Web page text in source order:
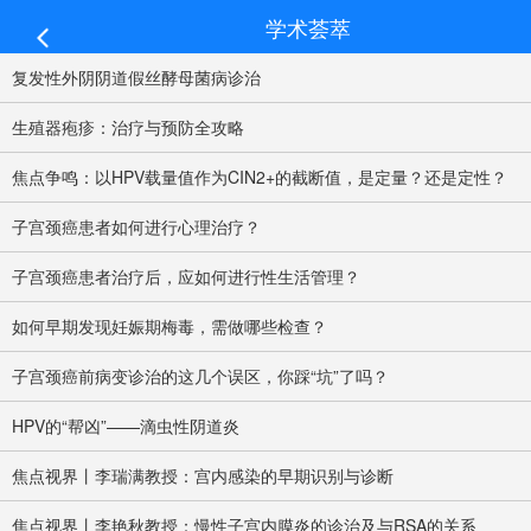
学术荟萃
复发性外阴阴道假丝酵母菌病诊治
生殖器疱疹：治疗与预防全攻略
焦点争鸣：以HPV载量值作为CIN2+的截断值，是定量？还是定性？
子宫颈癌患者如何进行心理治疗？
子宫颈癌患者治疗后，应如何进行性生活管理？
如何早期发现妊娠期梅毒，需做哪些检查？
子宫颈癌前病变诊治的这几个误区，你踩“坑”了吗？
HPV的“帮凶”——滴虫性阴道炎
焦点视界丨李瑞满教授：宫内感染的早期识别与诊断
焦点视界丨李艳秋教授：慢性子宫内膜炎的诊治及与RSA的关系